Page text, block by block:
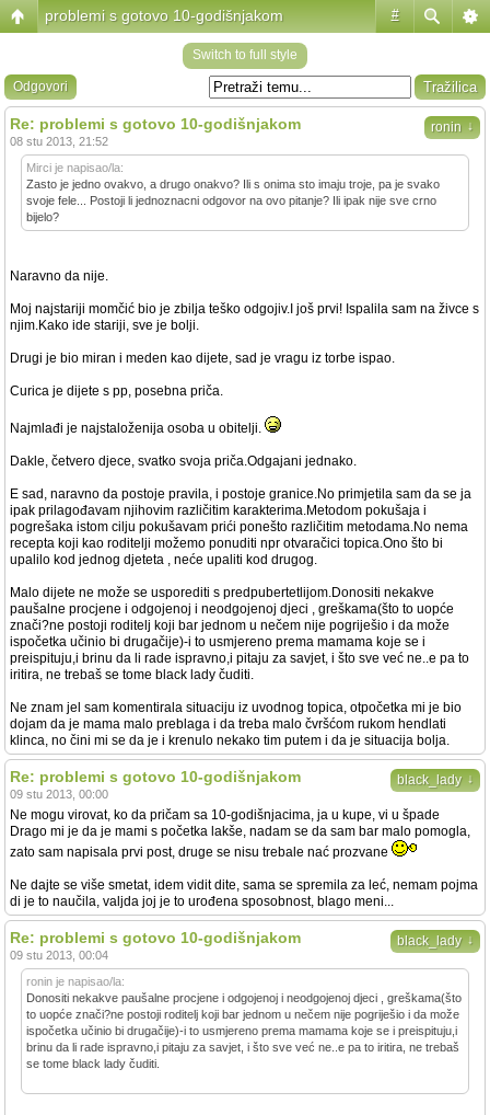
#
problemi s gotovo 10-godišnjakom
Switch to full style
Odgovori
ronin ↓
Re: problemi s gotovo 10-godišnjakom
08 stu 2013, 21:52
Mirci je napisao/la:
Zasto je jedno ovakvo, a drugo onakvo? Ili s onima sto imaju troje, pa je svako
svoje fele... Postoji li jednoznacni odgovor na ovo pitanje? Ili ipak nije sve crno
bijelo?
Naravno da nije.
Moj najstariji momčić bio je zbilja teško odgojiv.I još prvi! Ispalila sam na živce s
njim.Kako ide stariji, sve je bolji.
Drugi je bio miran i meden kao dijete, sad je vragu iz torbe ispao.
Curica je dijete s pp, posebna priča.
Najmlađi je najstaloženija osoba u obitelji.
Dakle, četvero djece, svatko svoja priča.Odgajani jednako.
E sad, naravno da postoje pravila, i postoje granice.No primjetila sam da se ja
ipak prilagođavam njihovim različitim karakterima.Metodom pokušaja i
pogrešaka istom cilju pokušavam prići ponešto različitim metodama.No nema
recepta koji kao roditelji možemo ponuditi npr otvaračici topica.Ono što bi
upalilo kod jednog djeteta , neće upaliti kod drugog.
Malo dijete ne može se usporediti s predpubertetlijom.Donositi nekakve
paušalne procjene i odgojenoj i neodgojenoj djeci , greškama(što to uopće
znači?ne postoji roditelj koji bar jednom u nečem nije pogriješio i da može
ispočetka učinio bi drugačije)-i to usmjereno prema mamama koje se i
preispituju,i brinu da li rade ispravno,i pitaju za savjet, i što sve već ne..e pa to
iritira, ne trebaš se tome black lady čuditi.
Ne znam jel sam komentirala situaciju iz uvodnog topica, otpočetka mi je bio
dojam da je mama malo preblaga i da treba malo čvršćom rukom hendlati
klinca, no čini mi se da je i krenulo nekako tim putem i da je situacija bolja.
black_lady ↓
Re: problemi s gotovo 10-godišnjakom
09 stu 2013, 00:00
Ne mogu virovat, ko da pričam sa 10-godišnjacima, ja u kupe, vi u špade
Drago mi je da je mami s početka lakše, nadam se da sam bar malo pomogla,
zato sam napisala prvi post, druge se nisu trebale nać prozvane
Ne dajte se više smetat, idem vidit dite, sama se spremila za leć, nemam pojma
di je to naučila, valjda joj je to urođena sposobnost, blago meni...
black_lady ↓
Re: problemi s gotovo 10-godišnjakom
09 stu 2013, 00:04
ronin je napisao/la:
Donositi nekakve paušalne procjene i odgojenoj i neodgojenoj djeci , greškama(što
to uopće znači?ne postoji roditelj koji bar jednom u nečem nije pogriješio i da može
ispočetka učinio bi drugačije)-i to usmjereno prema mamama koje se i preispituju,i
brinu da li rade ispravno,i pitaju za savjet, i što sve već ne..e pa to iritira, ne trebaš
se tome black lady čuditi.